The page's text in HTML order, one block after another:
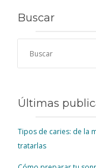
Buscar
Últimas
Tipos de caries: de la
tratarlas